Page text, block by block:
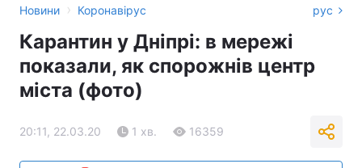
Новини › Коронавірус рус
Карантин у Дніпрі: в мережі
показали, як спорожнів центр
міста (фото)
20:11, 22.03.20 1 хв. 16359